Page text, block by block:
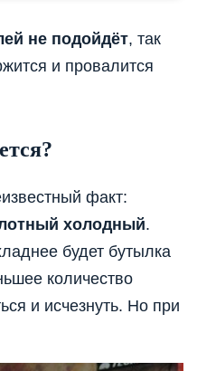
не подойдёт, так
и провалится
факт:
холодный.
будет бутылка
количество
и исчезнуть. Но при